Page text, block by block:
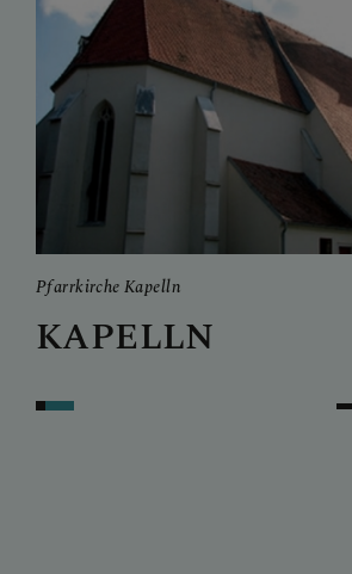
Pfarrkirche Kapelln
KAPELLN